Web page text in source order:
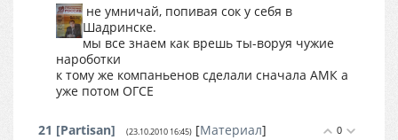
не умничай, попивая сок у себя в
Шадринске.
мы все знаем как врешь ты-воруя чужие
нароботки
к тому же компаньенов сделали сначала АМК а
уже потом ОГСЕ
0
21 [Partisan] (23.10.2010 16:45) [Материал]